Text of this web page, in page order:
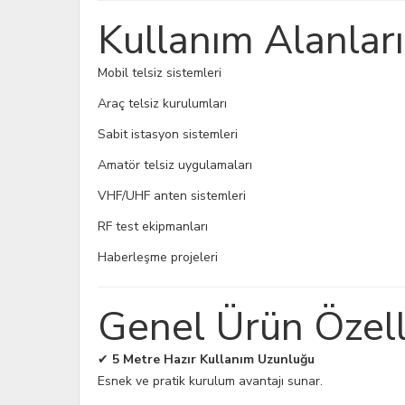
Kullanım Alanları
Mobil telsiz sistemleri
Araç telsiz kurulumları
Sabit istasyon sistemleri
Amatör telsiz uygulamaları
VHF/UHF anten sistemleri
RF test ekipmanları
Haberleşme projeleri
Genel Ürün
✔ 5 Metre Hazır Kullanım Uzunluğu
Esnek ve pratik kurulum avantajı sunar.